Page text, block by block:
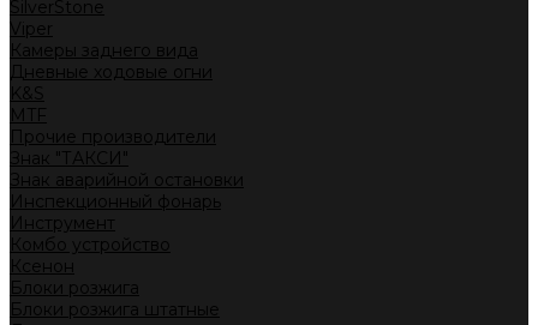
SilverStone
Viper
Камеры заднего вида
Дневные ходовые огни
K&S
MTF
Прочие производители
Знак "ТАКСИ"
Знак аварийной остановки
Инспекционный фонарь
Инструмент
Комбо устройство
Ксенон
Блоки розжига
Блоки розжига штатные